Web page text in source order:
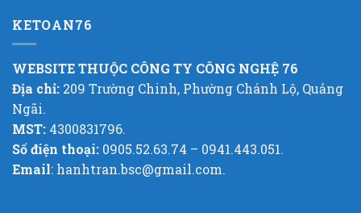
KETOAN76
WEBSITE THUỘC CÔNG TY CÔNG NGHỆ 76
Địa chỉ: 209 Trường Chinh, Phường Chánh Lộ, Quảng
Ngãi.
MST: 4300831796.
Số điện thoại: 0905.52.63.74 – 0941.443.051.
Email: hanhtran.bsc@gmail.com.